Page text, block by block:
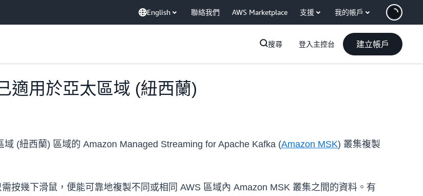
English 聯絡我們 AWS Marketplace 支援 我的帳戶
搜尋 登入主控台 建立帳戶
適用於亞太區域 (紐西蘭)
(紐西蘭) 區域的 Amazon Managed Streaming for Apache Kafka (Amazon MSK) 叢集複製
按幾下滑鼠，便能可靠地複製不同或相同 AWS 區域內 Amazon MSK 叢集之間的資料。有